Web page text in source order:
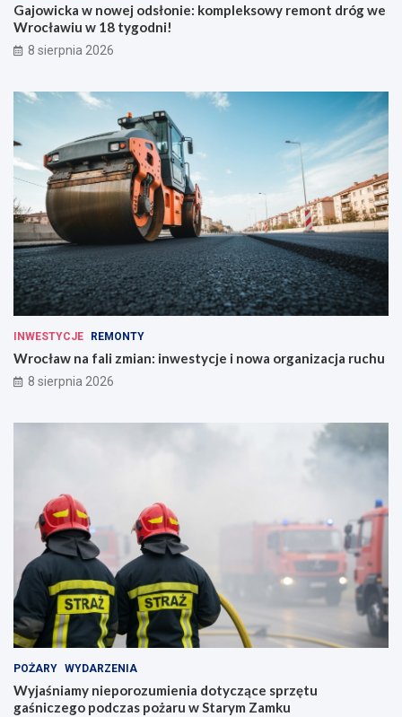
Gajowicka w nowej odsłonie: kompleksowy remont dróg we
Wrocławiu w 18 tygodni!
8 sierpnia 2026
INWESTYCJE REMONTY
Wrocław na fali zmian: inwestycje i nowa organizacja ruchu
8 sierpnia 2026
POŻARY WYDARZENIA
Wyjaśniamy nieporozumienia dotyczące sprzętu
gaśniczego podczas pożaru w Starym Zamku